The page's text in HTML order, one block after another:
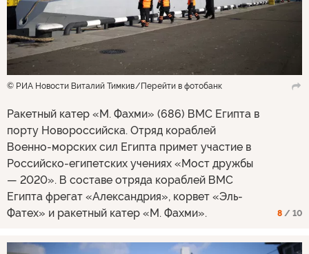
© РИА Новости Виталий Тимкив Перейти в фотобанк
Ракетный катер «М. Фахми» (686) ВМС Египта в
порту Новороссийска. Отряд кораблей
Военно-морских сил Египта примет участие в
Российско-египетских учениях «Мост дружбы
— 2020». В составе отряда кораблей ВМС
Египта фрегат «Александрия», корвет «Эль-
Фатех» и ракетный катер «М. Фахми».
8 / 10